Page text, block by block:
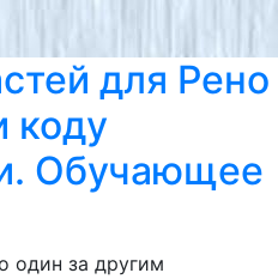
для Рено
коду
Обучающее
один за другим